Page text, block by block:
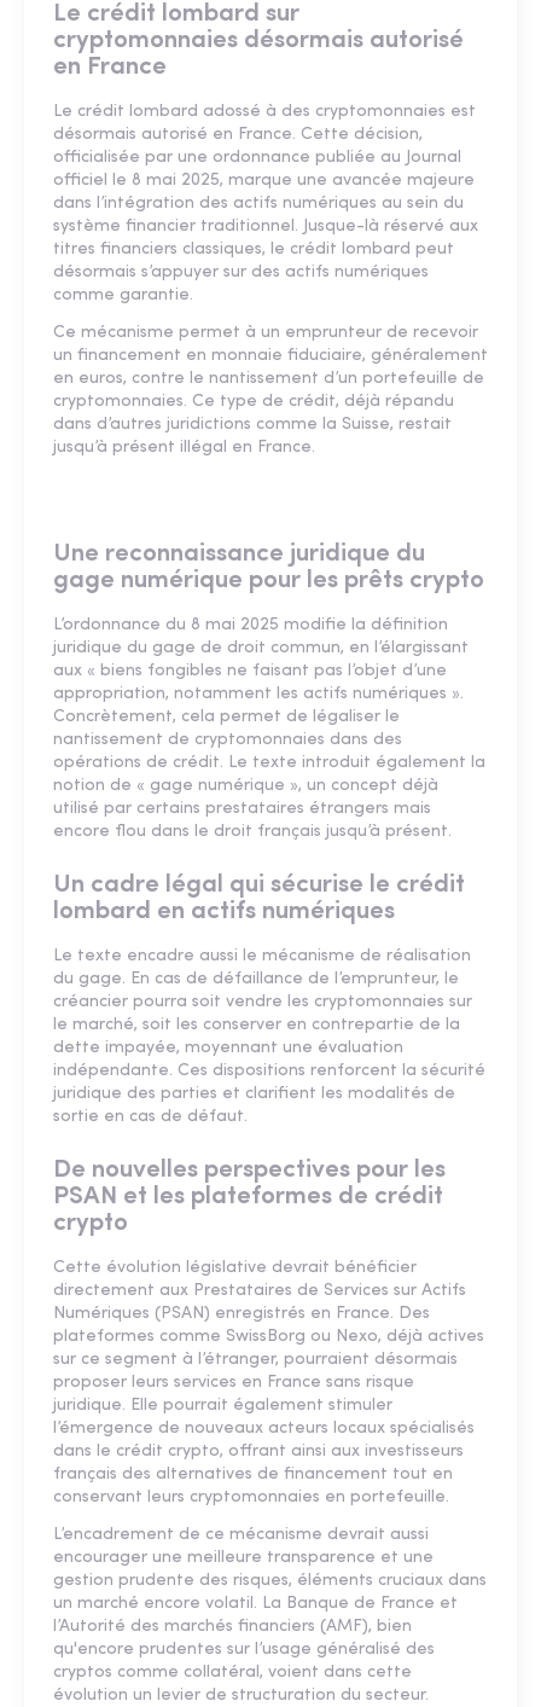
Le crédit lombard sur
cryptomonnaies désormais autorisé
en France
Le crédit lombard adossé à des cryptomonnaies est
désormais autorisé en France. Cette décision,
officialisée par une ordonnance publiée au Journal
officiel le 8 mai 2025, marque une avancée majeure
dans l’intégration des actifs numériques au sein du
système financier traditionnel. Jusque-là réservé aux
titres financiers classiques, le crédit lombard peut
désormais s’appuyer sur des actifs numériques
comme garantie.
Ce mécanisme permet à un emprunteur de recevoir
un financement en monnaie fiduciaire, généralement
en euros, contre le nantissement d’un portefeuille de
cryptomonnaies. Ce type de crédit, déjà répandu
dans d’autres juridictions comme la Suisse, restait
jusqu’à présent illégal en France.
Une reconnaissance juridique du
gage numérique pour les prêts crypto
L’ordonnance du 8 mai 2025 modifie la définition
juridique du gage de droit commun, en l’élargissant
aux « biens fongibles ne faisant pas l’objet d’une
appropriation, notamment les actifs numériques ».
Concrètement, cela permet de légaliser le
nantissement de cryptomonnaies dans des
opérations de crédit. Le texte introduit également la
notion de « gage numérique », un concept déjà
utilisé par certains prestataires étrangers mais
encore flou dans le droit français jusqu’à présent.
Un cadre légal qui sécurise le crédit
lombard en actifs numériques
Le texte encadre aussi le mécanisme de réalisation
du gage. En cas de défaillance de l’emprunteur, le
créancier pourra soit vendre les cryptomonnaies sur
le marché, soit les conserver en contrepartie de la
dette impayée, moyennant une évaluation
indépendante. Ces dispositions renforcent la sécurité
juridique des parties et clarifient les modalités de
sortie en cas de défaut.
De nouvelles perspectives pour les
PSAN et les plateformes de crédit
crypto
Cette évolution législative devrait bénéficier
directement aux Prestataires de Services sur Actifs
Numériques (PSAN) enregistrés en France. Des
plateformes comme SwissBorg ou Nexo, déjà actives
sur ce segment à l’étranger, pourraient désormais
proposer leurs services en France sans risque
juridique. Elle pourrait également stimuler
l’émergence de nouveaux acteurs locaux spécialisés
dans le crédit crypto, offrant ainsi aux investisseurs
français des alternatives de financement tout en
conservant leurs cryptomonnaies en portefeuille.
L’encadrement de ce mécanisme devrait aussi
encourager une meilleure transparence et une
gestion prudente des risques, éléments cruciaux dans
un marché encore volatil. La Banque de France et
l’Autorité des marchés financiers (AMF), bien
qu'encore prudentes sur l’usage généralisé des
cryptos comme collatéral, voient dans cette
évolution un levier de structuration du secteur.